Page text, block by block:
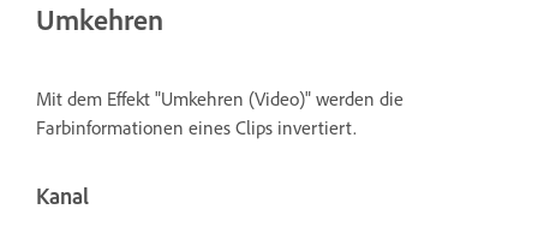
Umkehren
Mit dem Effekt "Umkehren (Video)" werden die
Farbinformationen eines Clips invertiert.
Kanal